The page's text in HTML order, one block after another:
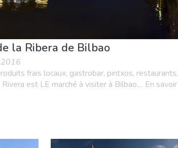
la Ribera de Bilbao
frais locaux, gastrobar, pintxos, restaurants,
est LE marché à visiter à Bilbao.... En savoir